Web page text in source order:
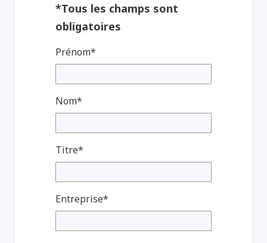
*Tous les champs sont
obligatoires
Prénom*
Nom*
Titre*
Entreprise*